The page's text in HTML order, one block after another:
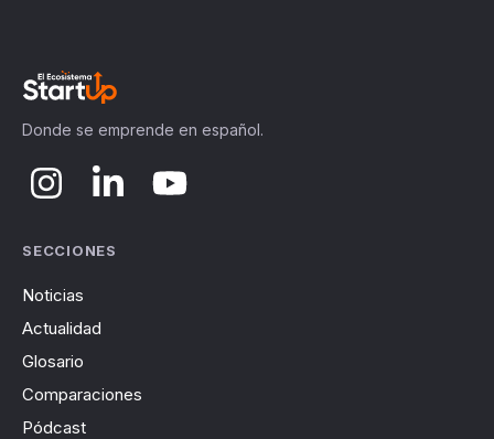
Donde se emprende en español.
SECCIONES
Noticias
Actualidad
Glosario
Comparaciones
Pódcast